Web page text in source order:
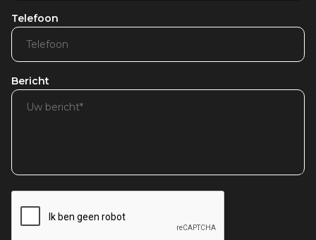
Telefoon
Bericht